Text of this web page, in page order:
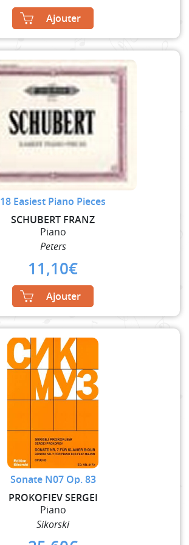
Ajouter
18 Easiest Piano Pieces
SCHUBERT FRANZ
Piano
Peters
11,10€
Ajouter
Sonate N07 Op. 83
PROKOFIEV SERGEI
Piano
Sikorski